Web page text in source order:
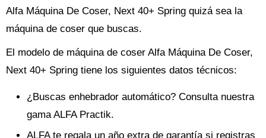
Alfa Máquina De Coser, Next 40+ Spring quizá sea la
máquina de coser que buscas.
El modelo de máquina de coser Alfa Máquina De Coser,
Next 40+ Spring tiene los siguientes datos técnicos:
¿Buscas enhebrador automático? Consulta nuestra
gama ALFA Practik.
ALFA te regala un año extra de garantía si registras